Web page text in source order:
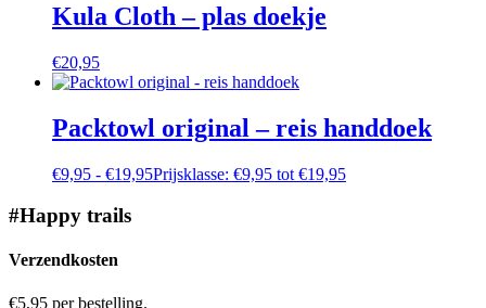
Kula Cloth – plas doekje
€20,95
Packtowl original – reis handdoek
€9,95 - €19,95Prijsklasse: €9,95 tot €19,95
#Happy trails
Verzendkosten
€5,95 per bestelling.